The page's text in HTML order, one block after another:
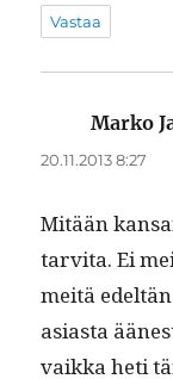
Vastaa
Marko
20.11.2013 8:27
Mitään
tarvi­ta. Ei
meitä
asi­as­ta
vaik­ka heti